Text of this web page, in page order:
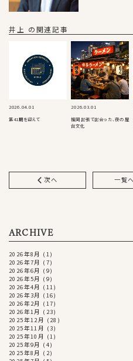
井上 の関連記事
2026.04.01
第41期を迎えて
2026.03.01
福岡出張で出会った、夜の屋
台文化
次へ 一覧
ARCHIVE
2026年8月 (1)
2026年7月 (7)
2026年6月 (9)
2026年5月 (9)
2026年4月 (11)
2026年3月 (16)
2026年2月 (17)
2026年1月 (23)
2025年12月 (28)
2025年11月 (3)
2025年10月 (1)
2025年9月 (4)
2025年8月 (2)